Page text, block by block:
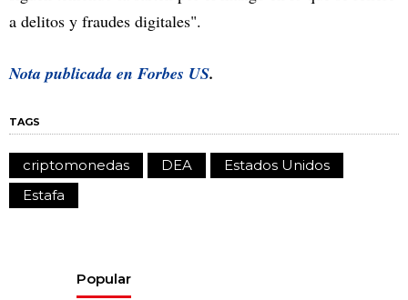
a delitos y fraudes digitales".
Nota publicada en Forbes US.
TAGS
criptomonedas DEA
Estados Unidos
Estafa
Popular